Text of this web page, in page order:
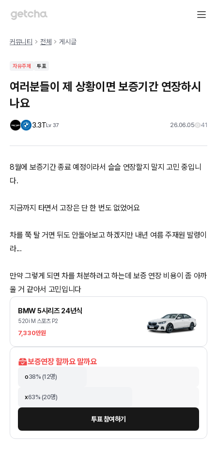
커뮤니티 전체 게시글
자유주제 투표
여러분들이 제 상황이면 보증기간 연장하시
나요
3.3TLv 37 26.06.05 41
8월에 보증기간 종료 예정이라서 슬슬 연장할지 말지 고민 중입니
다.
지금까지 타면서 고장은 단 한 번도 없었어요
차를 쭉 탈 거면 뒤도 안돌아보고 하겠지만 내년 여름 주재원 발령이
라...
만약 그렇게 되면 차를 처분하려고 하는데 보증 연장 비용이 좀 아까
울 거 같아서 고민입니다
BMW 5시리즈 24년식
520i M 스포츠 P2
7,330만원
보증연장 할까요 말까요
o38% (12명)
x63% (20명)
투표 참여하기